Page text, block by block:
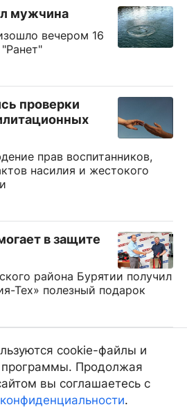
мужчина
вечером 16
проверки
прав воспитанников,
насилия и жестокого
в защите
района Бурятии получил
Тех» полезный подарок
туриста, погибшего
длилась пять часов
cookie-файлы и
программы. Продолжая
вы соглашаетесь с
.